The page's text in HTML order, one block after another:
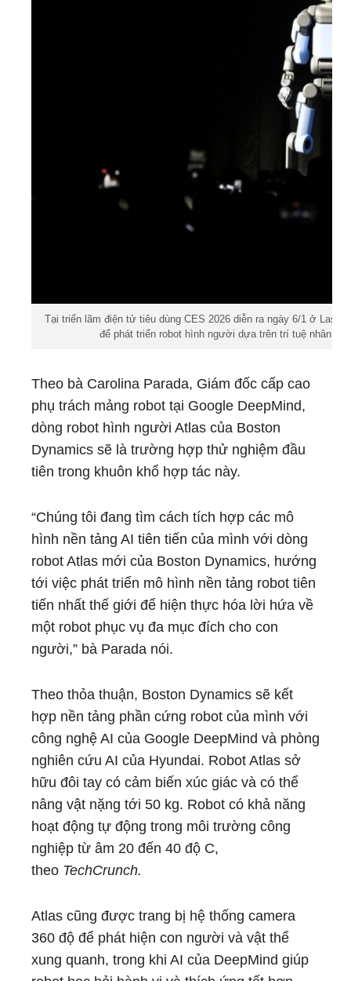
Tại triển lãm điện tử tiêu dùng CES 2026 diễn ra ngày 6/1 ở Las
để phát triển robot hình người dựa trên trí tuệ nhân
Theo bà Carolina Parada, Giám đốc cấp cao
phụ trách mảng robot tại Google DeepMind,
dòng robot hình người Atlas của Boston
Dynamics sẽ là trường hợp thử nghiệm đầu
tiên trong khuôn khổ hợp tác này.
“Chúng tôi đang tìm cách tích hợp các mô
hình nền tảng AI tiên tiến của mình với dòng
robot Atlas mới của Boston Dynamics, hướng
tới việc phát triển mô hình nền tảng robot tiên
tiến nhất thế giới để hiện thực hóa lời hứa về
một robot phục vụ đa mục đích cho con
người,” bà Parada nói.
Theo thỏa thuận, Boston Dynamics sẽ kết
hợp nền tảng phần cứng robot của mình với
công nghệ AI của Google DeepMind và phòng
nghiên cứu AI của Hyundai. Robot Atlas sở
hữu đôi tay có cảm biến xúc giác và có thể
nâng vật nặng tới 50 kg. Robot có khả năng
hoạt động tự động trong môi trường công
nghiệp từ âm 20 đến 40 độ C,
theo TechCrunch.
Atlas cũng được trang bị hệ thống camera
360 độ để phát hiện con người và vật thể
xung quanh, trong khi AI của DeepMind giúp